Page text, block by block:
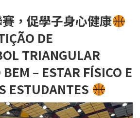
賽，促學子身心健康
DE
TRIANGULAR
– ESTAR FÍSICO E
ESTUDANTES